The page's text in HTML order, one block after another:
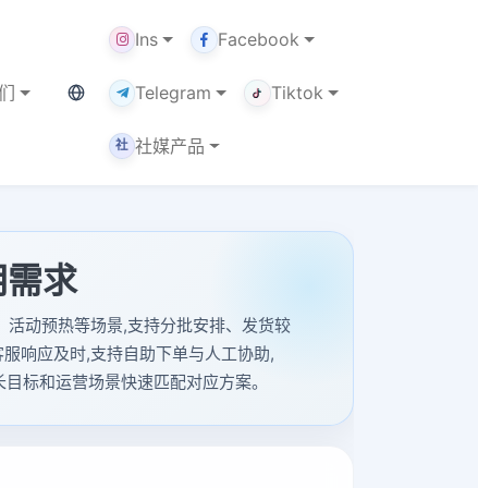
当前语言：中文
Ins Facebook
Telegram Tiktok
社 社媒产品
求
动预热等场景,支持分批安排、发货较
响应及时,支持自助下单与人工协助,
标和运营场景快速匹配对应方案。